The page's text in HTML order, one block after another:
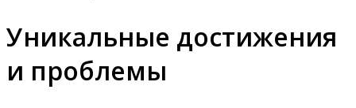
Уникальные достижения
и проблемы